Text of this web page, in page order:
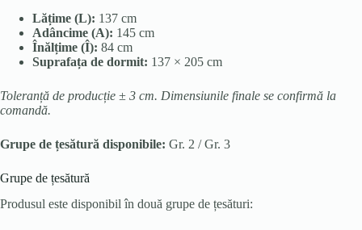
Lățime (L): 137 cm
Adâncime (A): 145 cm
Înălțime (Î): 84 cm
Suprafața de dormit: 137 × 205 cm
Toleranță de producție ± 3 cm. Dimensiunile finale se confirmă la
comandă.
Grupe de țesătură disponibile: Gr. 2 / Gr. 3
Grupe de țesătură
Produsul este disponibil în două grupe de țesături: